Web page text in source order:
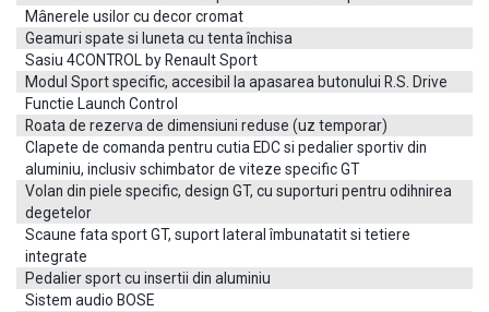
Mânerele usilor cu decor cromat
Geamuri spate si luneta cu tenta închisa
Sasiu 4CONTROL by Renault Sport
Modul Sport specific, accesibil la apasarea butonului R.S. Drive
Functie Launch Control
Roata de rezerva de dimensiuni reduse (uz temporar)
Clapete de comanda pentru cutia EDC si pedalier sportiv din
aluminiu, inclusiv schimbator de viteze specific GT
Volan din piele specific, design GT, cu suporturi pentru odihnirea
degetelor
Scaune fata sport GT, suport lateral îmbunatatit si tetiere
integrate
Pedalier sport cu insertii din aluminiu
Sistem audio BOSE